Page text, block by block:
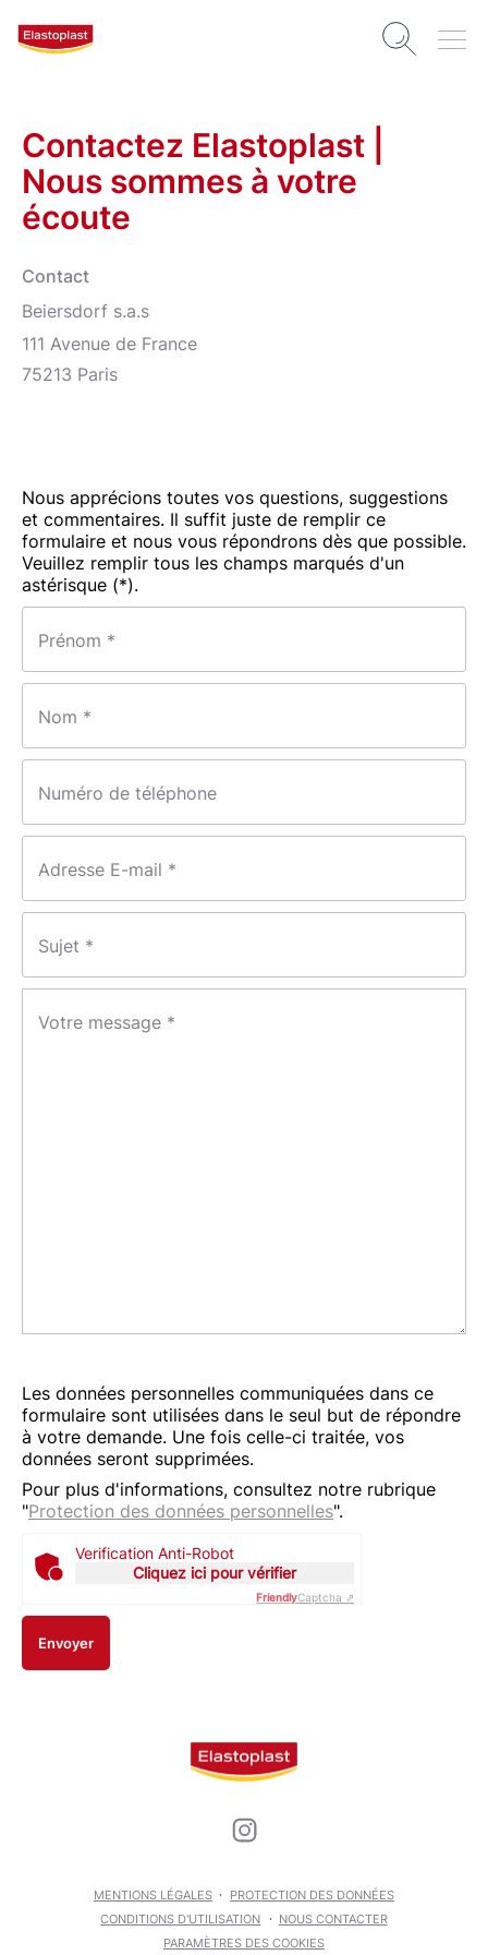
Contactez Elastoplast |
Nous sommes à votre
écoute
Contact
Beiersdorf s.a.s
111 Avenue de France
75213 Paris
Nous apprécions toutes vos questions, suggestions
et commentaires. Il suffit juste de remplir ce
formulaire et nous vous répondrons dès que possible.
Veuillez remplir tous les champs marqués d'un
astérisque (*).
Prénom *
Nom *
Numéro de téléphone
Adresse E-mail *
Sujet *
Votre message *
Les données personnelles communiquées dans ce
formulaire sont utilisées dans le seul but de répondre
à votre demande. Une fois celle-ci traitée, vos
données seront supprimées.
Pour plus d'informations, consultez notre rubrique
"Protection des données personnelles".
Verification Anti-Robot
Cliquez ici pour vérifier
FriendlyCaptcha ⇗
Envoyer
MENTIONS LÉGALES
PROTECTION DES DONNÉES
CONDITIONS D'UTILISATION
NOUS CONTACTER
PARAMÈTRES DES COOKIES